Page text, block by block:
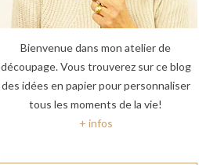
Bienvenue dans mon atelier de
découpage. Vous trouverez sur ce blog
des idées en papier pour personnaliser
tous les moments de la vie!
+ infos